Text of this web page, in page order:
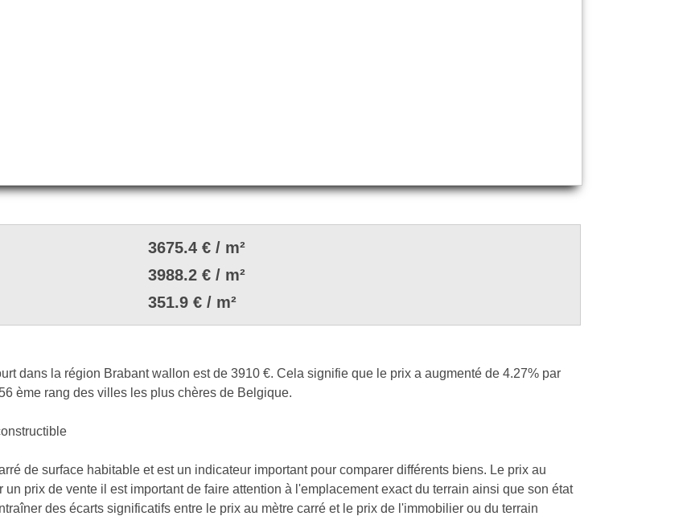
3675.4 € / m²
3988.2 € / m²
351.9 € / m²
dans la région Brabant wallon est de 3910 €. Cela signifie que le prix a augmenté de 4.27% par
ème rang des villes les plus chères de Belgique.
de surface habitable et est un indicateur important pour comparer différents biens. Le prix au
un prix de vente il est important de faire attention à l'emplacement exact du terrain ainsi que son état
des écarts significatifs entre le prix au mètre carré et le prix de l'immobilier ou du terrain